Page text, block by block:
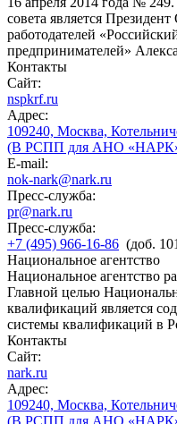
совета является
работодателей
предпринимателей»
Контакты
Сайт:
nspkrf.ru
Адрес:
109240, Москва,
(В РСПП для АНО
E-mail:
nok-nark@nark.ru
Пресс-служба:
pr@nark.ru
Пресс-служба:
+7 (495) 966-16-86 (доб.
Национальное агентство
Национальное агентство
Главной целью
квалификаций является
системы квалификаций в
Контакты
Сайт:
nark.ru
Адрес:
109240, Москва,
(В РСПП для АНО